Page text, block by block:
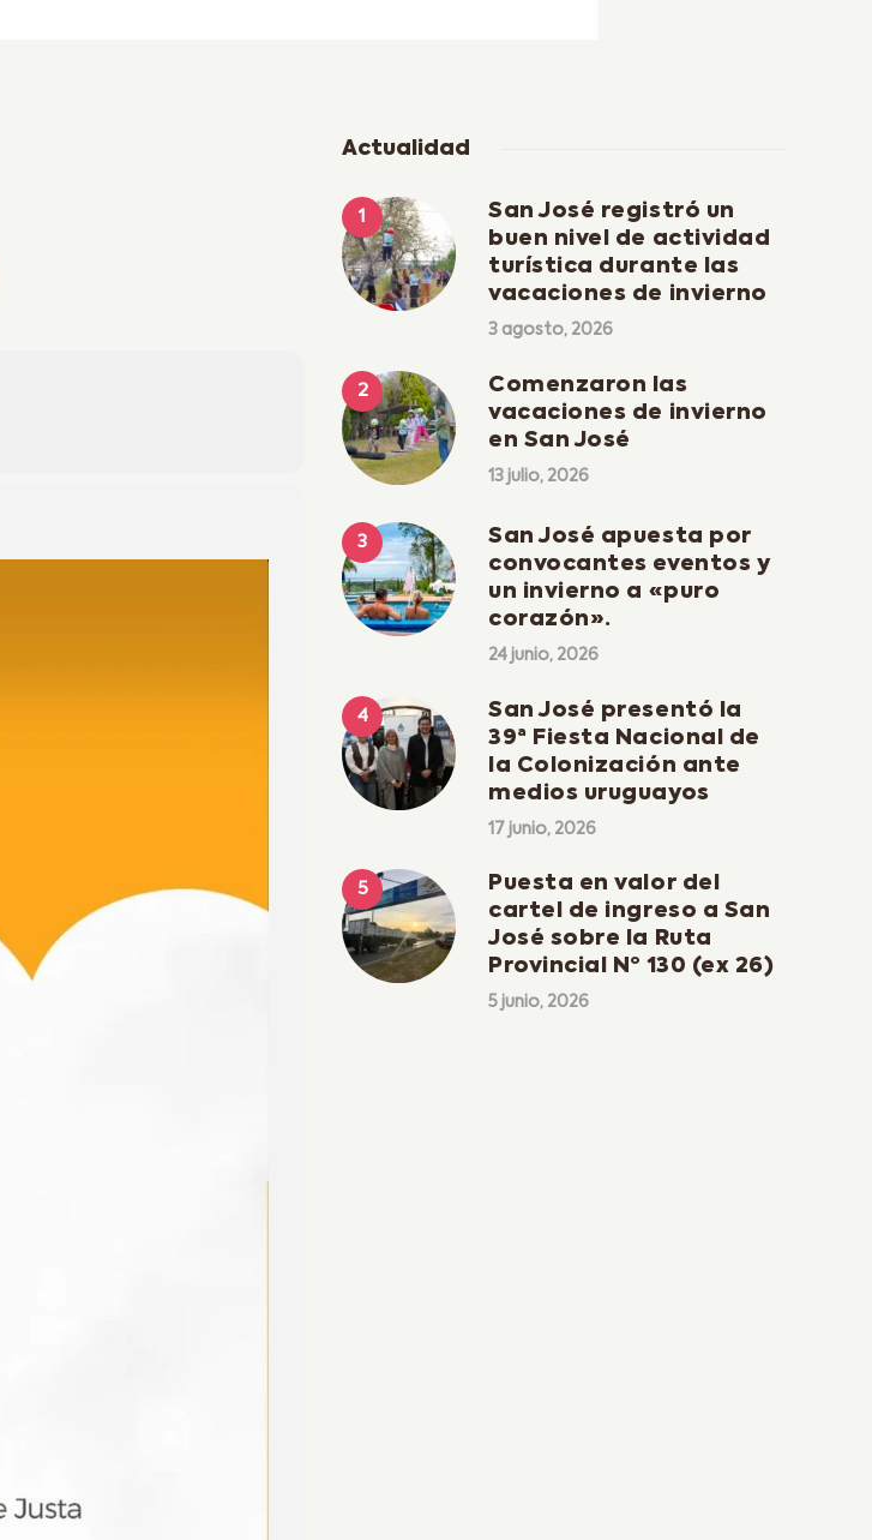
Actualidad
San José registró un
buen nivel de actividad
turística durante las
vacaciones de invierno
3 agosto, 2026
Comenzaron las
vacaciones de invierno
en San José
13 julio, 2026
San José apuesta por
convocantes eventos y
un invierno a «puro
corazón».
24 junio, 2026
San José presentó la
39ª Fiesta Nacional de
la Colonización ante
medios uruguayos
17 junio, 2026
Puesta en valor del
cartel de ingreso a San
José sobre la Ruta
Provincial Nº 130 (ex 26)
5 junio, 2026